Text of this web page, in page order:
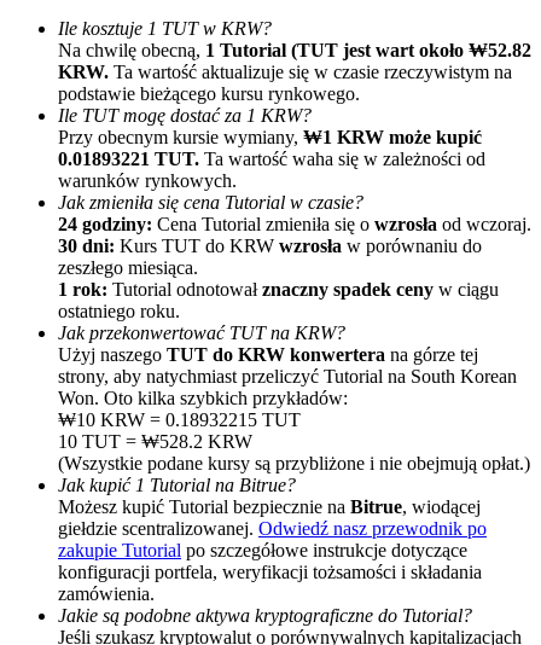
Polecaj
Zaproś przyjaciela, aby otrzymać nagrody pieniężne
BTC Welcome Rewards
BTC Welcome Rewards
Deposit & Trade BTC to Share 25000 USDT prize pool!
Ile kosztuje 1 TUT w KRW?
Na chwilę obecną, 1 Tutorial (TUT jest wart około ₩52.82
KRW. Ta wartość aktualizuje się w czasie rzeczywistym na
podstawie bieżącego kursu rynkowego.
Ile TUT mogę dostać za 1 KRW?
Przy obecnym kursie wymiany, ₩1 KRW może kupić
0.01893221 TUT. Ta wartość waha się w zależności od
warunków rynkowych.
Jak zmieniła się cena Tutorial w czasie?
24 godziny: Cena Tutorial zmieniła się o wzrosła od wczoraj.
30 dni: Kurs TUT do KRW wzrosła w porównaniu do
zeszłego miesiąca.
1 rok: Tutorial odnotowałznaczny spadek ceny w ciągu
ostatniego roku.
Jak przekonwertować TUT na KRW?
Użyj naszego TUT do KRW konwertera na górze tej
strony, aby natychmiast przeliczyć Tutorial na South Korean
Won. Oto kilka szybkich przykładów:
₩10 KRW = 0.18932215 TUT
10 TUT = ₩528.2 KRW
(Wszystkie podane kursy są przybliżone i nie obejmują opłat.)
Jak kupić 1 Tutorial na Bitrue?
Możesz kupić Tutorial bezpiecznie na Bitrue, wiodącej
giełdzie scentralizowanej. Odwiedź nasz przewodnik po
zakupie Tutorial po szczegółowe instrukcje dotyczące
konfiguracji portfela, weryfikacji tożsamości i składania
zamówienia.
Jakie są podobne aktywa kryptograficzne do Tutorial?
Jeśli szukasz kryptowalut o porównywalnych kapitalizacjach